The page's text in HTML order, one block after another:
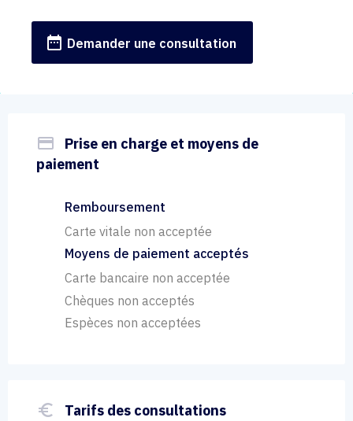
date_range Demander une consultation
payment
Prise en charge et moyens de
paiement
Remboursement
Carte vitale non acceptée
Moyens de paiement acceptés
Carte bancaire non acceptée
Chèques non acceptés
Espèces non acceptées
euro_symbol Tarifs des consultations